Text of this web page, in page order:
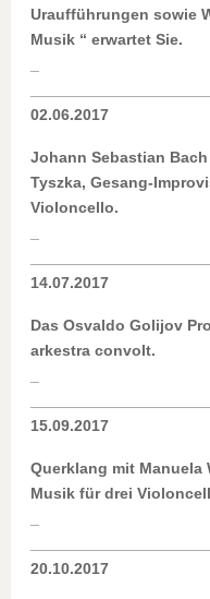
Uraufführungen sowie
Musik “ erwartet Sie.
02.06.2017
Johann Sebastian
Tyszka, Gesang-
Violoncello.
14.07.2017
Das Osvaldo Golijov
arkestra convolt.
15.09.2017
Querklang mit
Musik für drei
20.10.2017